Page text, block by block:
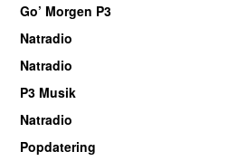
Go’ Morgen P3
Natradio
Natradio
P3 Musik
Natradio
Popdatering